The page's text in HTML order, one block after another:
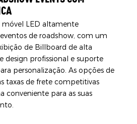
LED altamente
de roadshow, com um
de Billboard de alta
design profissional e suporte
personalização. As opções de
taxas de frete competitivas
conveniente para as suas